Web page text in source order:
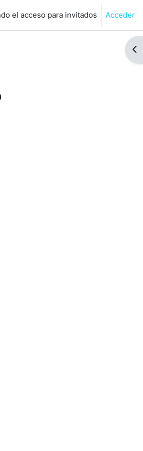
el acceso para invitados Acceder